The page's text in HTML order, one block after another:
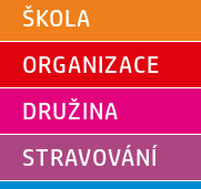
ŠKOLA
ORGANIZACE
DRUŽINA
STRAVOVÁNÍ